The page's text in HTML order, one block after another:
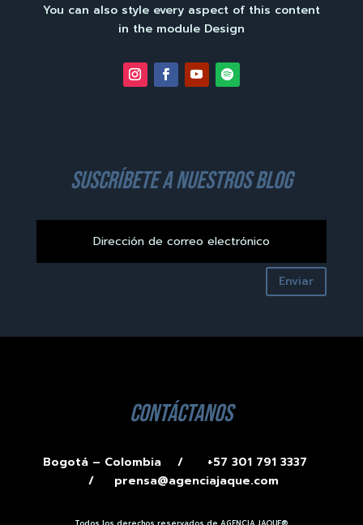
You can also style every aspect of this content
in the module Design
suscríbete a nuestros blog
Enviar
contáctanos
Bogotá – Colombia /
+57 301 791 3337
/ prensa@agenciajaque.com